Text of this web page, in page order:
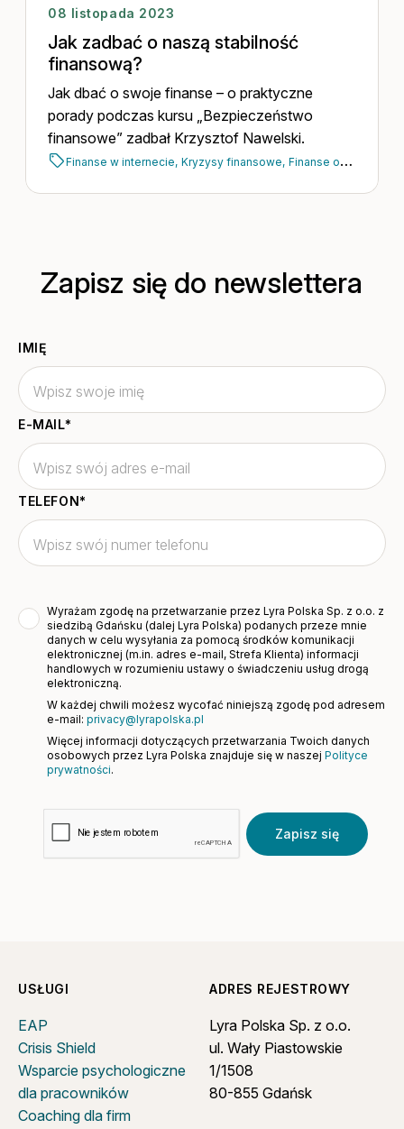
08 listopada 2023
Jak zadbać o naszą stabilność
finansową?
Jak dbać o swoje finanse – o praktyczne
porady podczas kursu „Bezpieczeństwo
finansowe” zadbał Krzysztof Nawelski.
Finanse w internecie, Kryzysy finansowe, Finanse osobiste,
Zapisz się do newslettera
IMIĘ
E-MAIL*
TELEFON*
Wyrażam zgodę na przetwarzanie przez Lyra Polska Sp. z o.o. z
siedzibą Gdańsku (dalej Lyra Polska) podanych przeze mnie
danych w celu wysyłania za pomocą środków komunikacji
elektronicznej (m.in. adres e-mail, Strefa Klienta) informacji
handlowych w rozumieniu ustawy o świadczeniu usług drogą
elektroniczną.
W każdej chwili możesz wycofać niniejszą zgodę pod adresem
e-mail:privacy@lyrapolska.pl
Więcej informacji dotyczących przetwarzania Twoich danych
osobowych przez Lyra Polska znajduje się w naszejPolityce
prywatności.
Zapisz się
USŁUGI
EAP
Crisis Shield
Wsparcie psychologiczne
dla pracowników
Coaching dla firm
ADRES REJESTROWY
Lyra Polska Sp. z o.o.
ul. Wały Piastowskie
1/1508
80-855 Gdańsk